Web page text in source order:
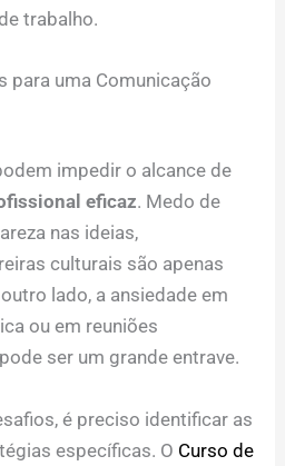
trabalho.
para uma Comunicação
impedir o alcance de
eficaz. Medo de
nas ideias,
culturais são apenas
lado, a ansiedade em
ou em reuniões
ser um grande entrave.
é preciso identificar as
específicas. O Curso de